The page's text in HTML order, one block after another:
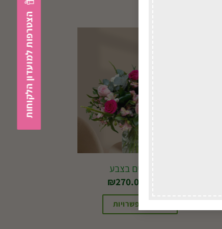
בוקט ורדים בצבע
₪270.00
בחירת אפשרויות
הצטרפות למועדון הלקוחות